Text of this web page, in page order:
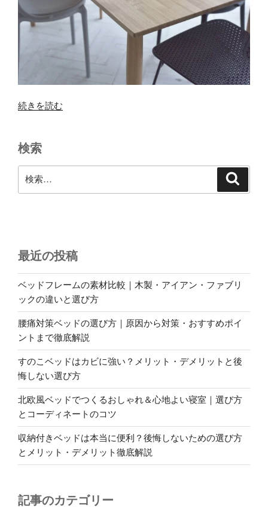
“ダ
ン
テ
ー
選
ぶ
ポ
ン
ト”
の
続きを読む
検索
索:
最近の投稿
ベッドフレームの素材比較｜木製・アイアン・ファブリ
ックの違いと選び方
腰痛対策ベッドの選び方｜原因から対策・おすすめポイ
ントまで徹底解説
すのこベッドはカビに強い？メリット・デメリットと後
悔しない選び方
北欧風ベッドでつくるおしゃれ＆心地よい寝室｜選び方
とコーディネートのコツ
収納付きベッドは本当に便利？後悔しないための選び方
とメリット・デメリット徹底解説
記事のカテゴリー